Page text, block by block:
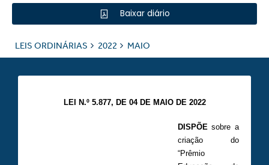
Baixar diário
LEIS ORDINÁRIAS 2022 MAIO
LEI N.º 5.877, DE 04 DE MAIO DE 2022
DISPÕEsobre a
criação do
“Prêmio